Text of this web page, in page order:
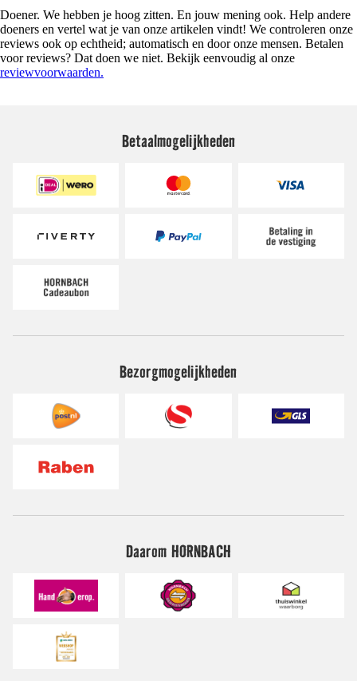
Doener. We hebben je hoog zitten. En jouw mening ook. Help andere
doeners en vertel wat je van onze artikelen vindt! We controleren onze
reviews ook op echtheid; automatisch en door onze mensen. Betalen
voor reviews? Dat doen we niet. Bekijk eenvoudig al onze
reviewvoorwaarden.
Betaalmogelijkheden
Bezorgmogelijkheden
Daarom HORNBACH